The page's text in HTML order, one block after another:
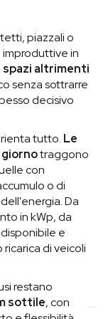
piazzali o
in
spazi altrimenti
senza sottrarre
decisivo
tutto. Le
traggono
con
o di
Da
in kWp, da
e
di veicoli
restano
sottile, con